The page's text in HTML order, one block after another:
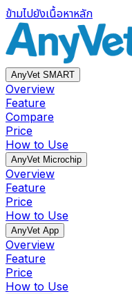
ข้ามไปยังเนื้อหาหลัก
AnyVet SMART
Overview
Feature
Compare
Price
How to Use
AnyVet Microchip
Overview
Feature
Price
How to Use
AnyVet App
Overview
Feature
Price
How to Use